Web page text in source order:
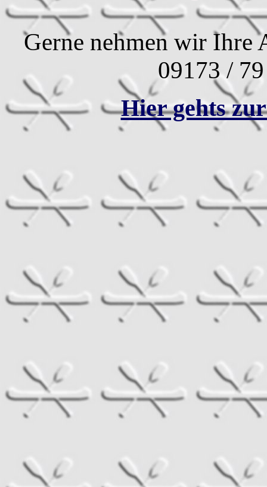
Gerne nehmen wir Ihre
09173 /
Hier gehts